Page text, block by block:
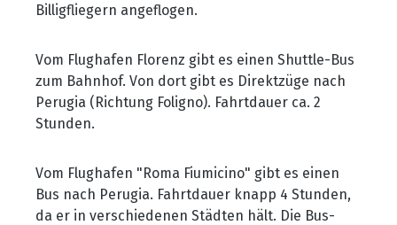
Billigfliegern angeflogen.
Vom Flughafen Florenz gibt es einen Shuttle-Bus
zum Bahnhof. Von dort gibt es Direktzüge nach
Perugia (Richtung Foligno). Fahrtdauer ca. 2
Stunden.
Vom Flughafen "Roma Fiumicino" gibt es einen
Bus nach Perugia. Fahrtdauer knapp 4 Stunden,
da er in verschiedenen Städten hält. Die Bus-